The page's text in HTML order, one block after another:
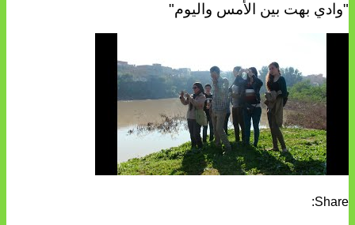
"وادي بهت بين الأمس واليوم"
Share: